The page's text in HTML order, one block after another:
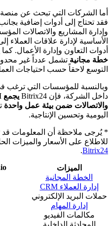
أما الشركات التي تبحث عن منصة
الأساسية لإدارة علاقات
أدوات التعاون وإدارة الأعمال.
خطة مجانية تشمل عدداً غير
التوسع لاحقاً حسب احتياجات
وبالنسبة للمؤسسات التي ترغب
داخل الشركة، فإن Bitrix24
والاتصالات ضمن بيئة عمل واحدة
اليومية وتحسين الإنتاجية.
* يُرجى ملاحظة أن المعلومات قد
للاطلاع على الأسعار والميزات
Bitrix24
.
الميزات
الخطة المجانية
إدارة العملاء CRM
حملات البريد الإلكتروني
إدارة المهام
مكالمات الفيديو
المحادثة الداخلية